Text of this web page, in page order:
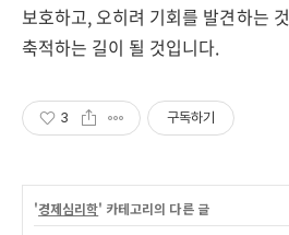
보호하고, 오히려 기회를 발견하는
축적하는 길이 될 것입니다.
3 구독하기
'경제심리학' 카테고리의 다른 글